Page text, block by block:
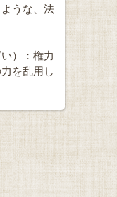
うな、法
）：権力
を乱用し